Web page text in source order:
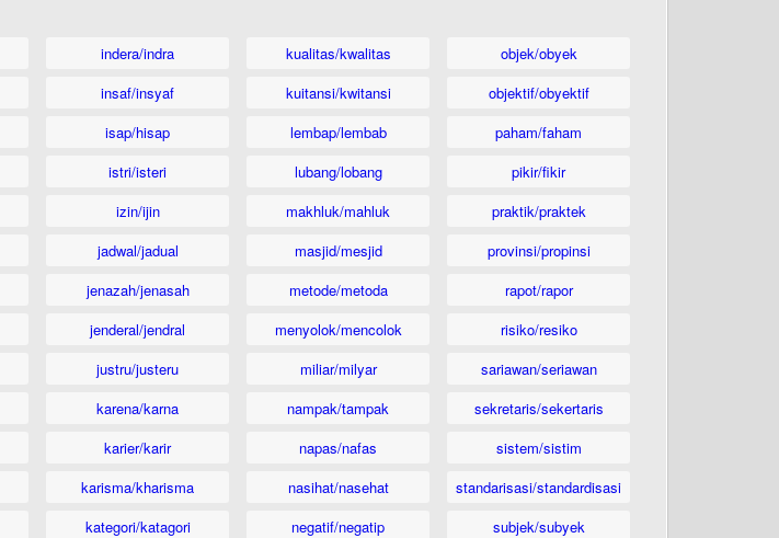
indera/indra
insaf/insyaf
isap/hisap
istri/isteri
izin/ijin
jadwal/jadual
jenazah/jenasah
jenderal/jendral
justru/justeru
karena/karna
karier/karir
karisma/kharisma
kategori/katagori
kualitas/kwalitas
kuitansi/kwitansi
lembap/lembab
lubang/lobang
makhluk/mahluk
masjid/mesjid
metode/metoda
menyolok/mencolok
miliar/milyar
nampak/tampak
napas/nafas
nasihat/nasehat
negatif/negatip
objek/obyek
objektif/obyektif
paham/faham
pikir/fikir
praktik/praktek
provinsi/propinsi
rapot/rapor
risiko/resiko
sariawan/seriawan
sekretaris/sekertaris
sistem/sistim
standarisasi/standardisasi
subjek/subyek